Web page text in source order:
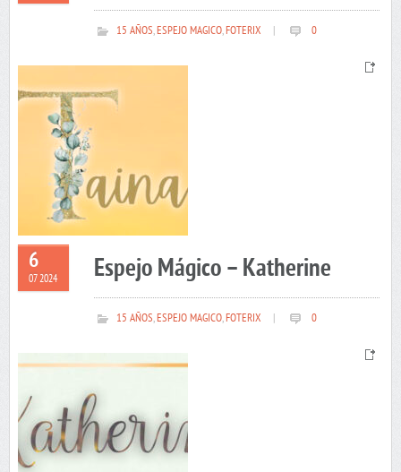
15 AÑOS,ESPEJO MAGICO,FOTERIX 0
6
07 2024 Espejo Mágico – Katherine
15 AÑOS,ESPEJO MAGICO,FOTERIX 0